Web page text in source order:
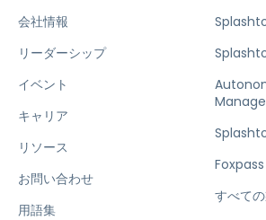
会社情報
リーダーシップ
イベント
キャリア
リソース
お問い合わせ
用語集
Foxpass
すべて